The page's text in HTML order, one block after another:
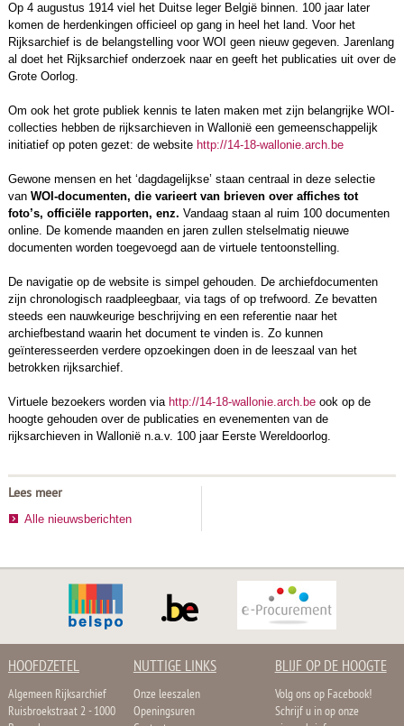
Op 4 augustus 1914 viel het Duitse leger België binnen. 100 jaar later
komen de herdenkingen officieel op gang in heel het land. Voor het
Rijksarchief is de belangstelling voor WOI geen nieuw gegeven. Jarenlang
al doet het Rijksarchief onderzoek naar en geeft het publicaties uit over de
Grote Oorlog.
Om ook het grote publiek kennis te laten maken met zijn belangrijke WOI-
collecties hebben de rijksarchieven in Wallonië een gemeenschappelijk
initiatief op poten gezet: de website http://14-18-wallonie.arch.be
Gewone mensen en het ‘dagdagelijkse’ staan centraal in deze selectie
van WOI-documenten, die varieert van brieven over affiches tot
foto’s, officiële rapporten, enz. Vandaag staan al ruim 100 documenten
online. De komende maanden en jaren zullen stelselmatig nieuwe
documenten worden toegevoegd aan de virtuele tentoonstelling.
De navigatie op de website is simpel gehouden. De archiefdocumenten
zijn chronologisch raadpleegbaar, via tags of op trefwoord. Ze bevatten
steeds een nauwkeurige beschrijving en een referentie naar het
archiefbestand waarin het document te vinden is. Zo kunnen
geïnteresseerden verdere opzoekingen doen in de leeszaal van het
betrokken rijksarchief.
Virtuele bezoekers worden via http://14-18-wallonie.arch.beook op de
hoogte gehouden over de publicaties en evenementen van de
rijksarchieven in Wallonië n.a.v. 100 jaar Eerste Wereldoorlog.
Lees meer
Alle nieuwsberichten
HOOFDZETEL
Algemeen Rijksarchief
Ruisbroekstraat 2 - 1000
NUTTIGE LINKS
Onze leeszalen
Openingsuren
BLIJF OP DE HOOGTE
Volg ons op Facebook!
Schrijf u in op onze